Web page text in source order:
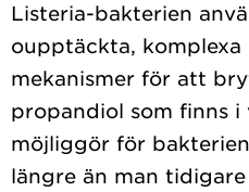
Listeria-bakterien
oupptäckta, komplexa
mekanismer för att
propandiol som finns i
möjliggör för
längre än man